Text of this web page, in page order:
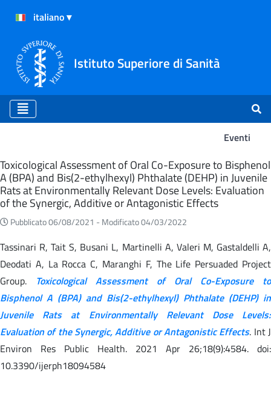
Istituto Superiore di Sanità
Eventi
Eventi
Toxicological Assessment of Oral Co-Exposure to Bisphenol
A (BPA) and Bis(2-ethylhexyl) Phthalate (DEHP) in Juvenile
Rats at Environmentally Relevant Dose Levels: Evaluation
of the Synergic, Additive or Antagonistic Effects
Pubblicato 06/08/2021 - Modificato 04/03/2022
Tassinari R, Tait S, Busani L, Martinelli A, Valeri M, Gastaldelli A,
Deodati A, La Rocca C, Maranghi F, The Life Persuaded Project
Group. Toxicological Assessment of Oral Co-Exposure to
Bisphenol A (BPA) and Bis(2-ethylhexyl) Phthalate (DEHP) in
Juvenile Rats at Environmentally Relevant Dose Levels:
Evaluation of the Synergic, Additive or Antagonistic Effects. Int J
Environ Res Public Health. 2021 Apr 26;18(9):4584. doi:
10.3390/ijerph18094584